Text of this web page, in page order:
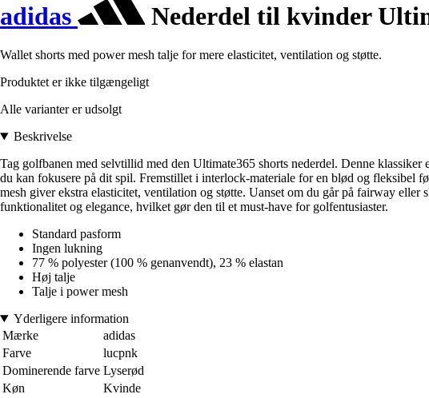
adidas Nederdel til kvinder
Wallet shorts med power mesh talje for mere elasticitet, ventilation og støtte.
Produktet er ikke tilgængeligt
Alle varianter er udsolgt
Beskrivelse
Tag golfbanen med selvtillid med den Ultimate365 shorts nederdel. Denne
du kan fokusere på dit spil. Fremstillet i interlock-materiale for en blød og fleksibel
mesh giver ekstra elasticitet, ventilation og støtte. Uanset om du går på fairway
funktionalitet og elegance, hvilket gør den til et must-have for golfentusiaster.
Standard pasform
Ingen lukning
77 % polyester (100 % genanvendt), 23 % elastan
Høj talje
Talje i power mesh
Yderligere information
Mærke
adidas
Farve
lucpnk
Dominerende farve Lyserød
Køn
Kvinde